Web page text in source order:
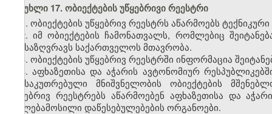
მუხლი 17. ობიექტების უწყებრივი რეესტრი
1. ობიექტების უწყებრივ რეესტრს აწარმოებს
2.იმობიექტების ჩამონათვალს, რომლებიც
განსაზღვრავს საქართველოს მთავრობა.
3. ობიექტების უწყებრივ რეესტრში ინფორმაცია
4. აფხაზეთისა და აჭარის ავტონომიურ
განსაკუთრებული მნიშვნელობის ობიექტების
უწყებრივ რეესტრებს აწარმოებენ აფხაზეთისა და
უფლებამოსილი დაწესებულებების ორგანოები.